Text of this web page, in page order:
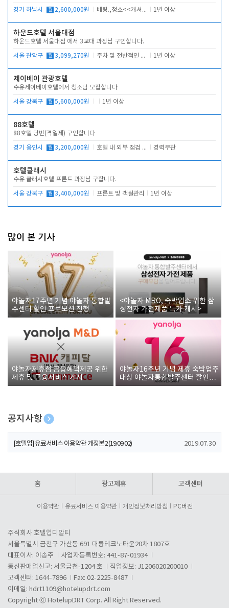
경기 하남시 월 2,600,000원 베팅.,청소<<캐셔 모셔봅니다. 1년 이상
하운드호텔 서울대점
하운드호텔 서울대점 에서 3교대 과장님 구인합니다.
서울 관악구 월 3,099,270원 주차 및 전반적인 당번업무 1년 이상
제이베이 관광호텔
수유제이베이호텔에서 청소팀 모집합니다
서울 강북구 월 5,600,000원 1년 이상
88호텔
88호텔 당번(격일제) 구인합니다
경기 용인시 월 3,200,000원 호텔 내 외부 점검 및 프런트 운영 경력무관
호텔클래시
수유 클래시호텔 프론트 과장님 구합니다.
서울 강북구 월 3,400,000원 프론트 및 객실관리 1년 이상
많이 본 기사
야놀자17주년 기념 야놀자 통합발
주센터 할인 프로모션 진행
<야놀자 MRO, 숙박업소 위한 삼
성전자 가전제품 특가 개시>
야놀자제휴점 금융혜택제공 위한
제휴 및 금융서비스 게시
야놀자16주년 기념 제휴 숙박업주
대상 야놀자통합발주센터 할인쿠
폰 증정
공지사항
[호텔업] 개인정보 처리방침 개정본1 (19.09.02)
[호텔업] 유료서비스 이용약관 개정본2 (19.09.02) 2019.07.30
홈 광고제휴 고객센터
이용약관 유료서비스 이용약관 개인정보처리방침 PC버전
주식회사 호텔업디알티
서울특별시 금천구 가산동 691 대륭테크노타운20차 1807호
대표이사: 이송주
사업자등록번호: 441-87-01934
통신판매업신고: 서울금천-1204 호
직업정보: J1206020200010
고객센터: 1644-7896
Fax: 02-2225-8487
이메일: hdrt1109@hotelupdrt.com
Copyright ⓒ HotelupDRT Corp. All Right Reserved.